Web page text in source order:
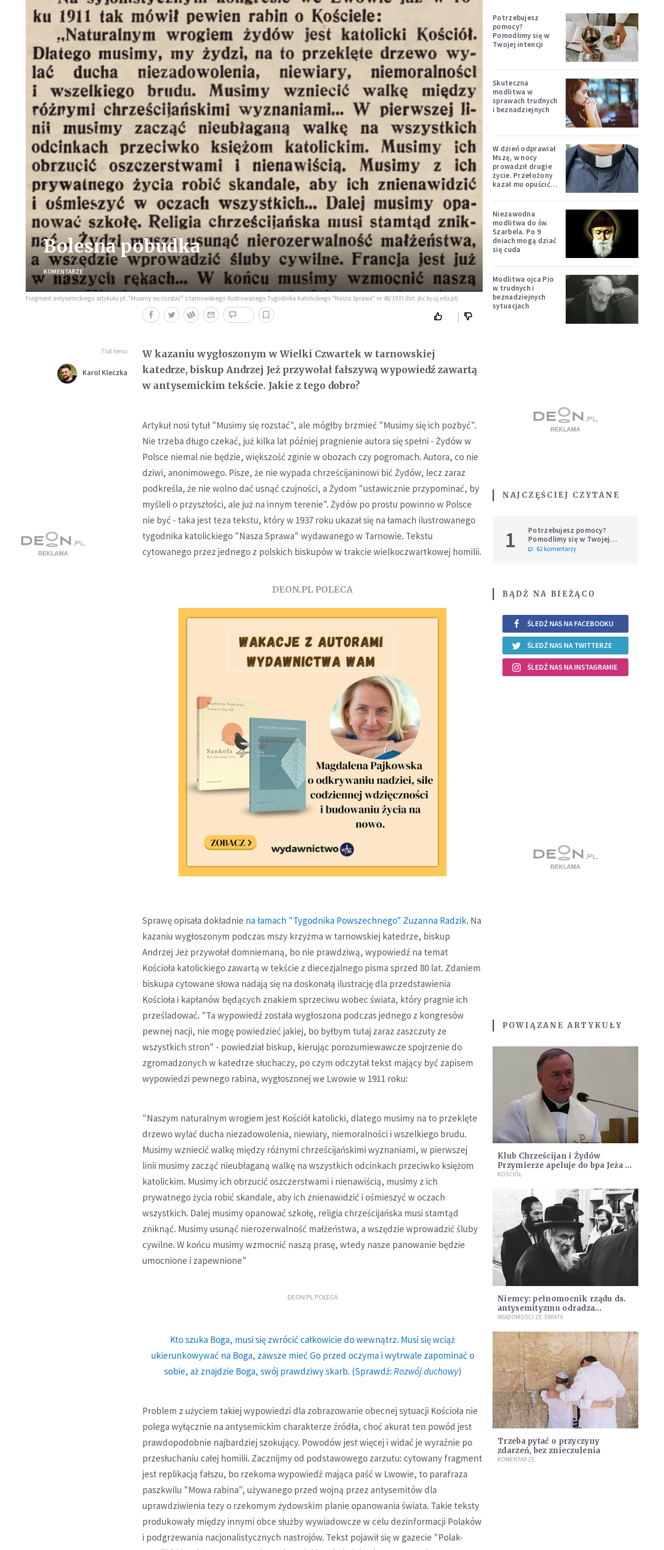
Bolesna pobudka
KOMENTARZE
Fragment antysemickiego artykułu pt. "Musimy się rozstać" z tarnowskiego Ilustrowanego Tygodnika Katolickiego "Nasza Sprawa" nr 48/1937 (fot. jbc.bj.uj.edu.pl)
7 lat temu
Karol Kleczka
W kazaniu wygłoszonym w Wielki Czwartek w tarnowskiej
katedrze, biskup Andrzej Jeż przywołał fałszywą wypowiedź zawartą
w antysemickim tekście. Jakie z tego dobro?
Artykuł nosi tytuł "Musimy się rozstać", ale mógłby brzmieć "Musimy się ich pozbyć".
Nie trzeba długo czekać, już kilka lat później pragnienie autora się spełni - Żydów w
Polsce niemal nie będzie, większość zginie w obozach czy pogromach. Autora, co nie
dziwi, anonimowego. Pisze, że nie wypada chrześcijaninowi bić Żydów, lecz zaraz
podkreśla, że nie wolno dać usnąć czujności, a Żydom "ustawicznie przypominać, by
myśleli o przyszłości, ale już na innym terenie". Żydów po prostu powinno w Polsce
nie być - taka jest teza tekstu, który w 1937 roku ukazał się na łamach ilustrowanego
tygodnika katolickiego "Nasza Sprawa" wydawanego w Tarnowie. Tekstu
cytowanego przez jednego z polskich biskupów w trakcie wielkoczwartkowej homilii.
DEON.PL POLECA
Sprawę opisała dokładnie na łamach "Tygodnika Powszechnego" Zuzanna Radzik. Na
kazaniu wygłoszonym podczas mszy krzyżma w tarnowskiej katedrze, biskup
Andrzej Jeż przywołał domniemaną, bo nie prawdziwą, wypowiedź na temat
Kościoła katolickiego zawartą w tekście z diecezjalnego pisma sprzed 80 lat. Zdaniem
biskupa cytowane słowa nadają się na doskonałą ilustrację dla przedstawienia
Kościoła i kapłanów będących znakiem sprzeciwu wobec świata, który pragnie ich
prześladować. "Ta wypowiedź została wygłoszona podczas jednego z kongresów
pewnej nacji, nie mogę powiedzieć jakiej, bo byłbym tutaj zaraz zaszczuty ze
wszystkich stron" - powiedział biskup, kierując porozumiewawcze spojrzenie do
zgromadzonych w katedrze słuchaczy, po czym odczytał tekst mający być zapisem
wypowiedzi pewnego rabina, wygłoszonej we Lwowie w 1911 roku:
"Naszym naturalnym wrogiem jest Kościół katolicki, dlatego musimy na to przeklęte
drzewo wylać ducha niezadowolenia, niewiary, niemoralności i wszelkiego brudu.
Musimy wzniecić walkę między różnymi chrześcijańskimi wyznaniami, w pierwszej
linii musimy zacząć nieubłaganą walkę na wszystkich odcinkach przeciwko księżom
katolickim. Musimy ich obrzucić oszczerstwami i nienawiścią, musimy z ich
prywatnego życia robić skandale, aby ich znienawidzić i ośmieszyć w oczach
wszystkich. Dalej musimy opanować szkołę, religia chrześcijańska musi stamtąd
zniknąć. Musimy usunąć nierozerwalność małżeństwa, a wszędzie wprowadzić śluby
cywilne. W końcu musimy wzmocnić naszą prasę, wtedy nasze panowanie będzie
umocnione i zapewnione"
DEON.PL POLECA
Kto szuka Boga, musi się zwrócić całkowicie do wewnątrz. Musi się wciąż
ukierunkowywać na Boga, zawsze mieć Go przed oczyma i wytrwale zapominać o
sobie, aż znajdzie Boga, swój prawdziwy skarb. (Sprawdź: Rozwój duchowy)
Problem z użyciem takiej wypowiedzi dla zobrazowanie obecnej sytuacji Kościoła nie
polega wyłącznie na antysemickim charakterze źródła, choć akurat ten powód jest
prawdopodobnie najbardziej szokujący. Powodów jest więcej i widać je wyraźnie po
przesłuchaniu całej homilii. Zacznijmy od podstawowego zarzutu: cytowany fragment
jest replikacją fałszu, bo rzekoma wypowiedź mająca paść w Lwowie, to parafraza
paszkwilu "Mowa rabina", używanego przed wojną przez antysemitów dla
uprawdziwienia tezy o rzekomym żydowskim planie opanowania świata. Takie teksty
produkowały między innymi obce służby wywiadowcze w celu dezinformacji Polaków
i podgrzewania nacjonalistycznych nastrojów. Tekst pojawił się w gazecie "Polak-
Potrzebujesz
pomocy?
Pomodlimy się w
Twojej intencji
Skuteczna
modlitwa w
sprawach trudnych
i beznadziejnych
W dzień odprawiał
Mszę, w nocy
prowadził drugie
życie. Przełożony
kazał mu opuścić
Niezawodna
modlitwa do św.
Szarbela. Po 9
dniach mogą dziać
się cuda
Modlitwa ojca Pio
w trudnych i
beznadziejnych
sytuacjach
NAJCZĘŚCIEJ CZYTANE
1
Potrzebujesz pomocy?
Pomodlimy się w Twojej
intencji
62 komentarzy
BĄDŹ NA BIEŻĄCO
ŚLEDŹ NAS NA FACEBOOKU
ŚLEDŹ NAS NA TWITTERZE
ŚLEDŹ NAS NA INSTAGRAMIE
POWIĄZANE ARTYKUŁY
Klub Chrześcijan i Żydów
Przymierze apeluje do bpa Jeża o
wycofanie się ze słów
KOŚCIÓŁ
Niemcy: pełnomocnik rządu ds.
antysemityzmu odradza
noszenie jarmułek
WIADOMOŚCI ZE ŚWIATA
Trzeba pytać o przyczyny
zdarzeń, bez znieczulenia
KOMENTARZE